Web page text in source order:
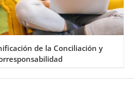
de la Conciliación y